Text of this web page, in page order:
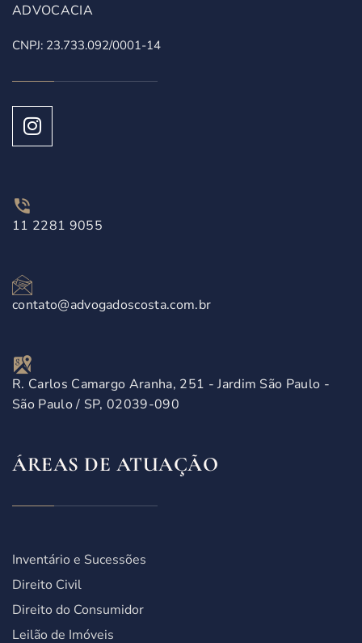
ADVOCACIA
CNPJ: 23.733.092/0001-14
11 2281 9055
contato@advogadoscosta.com.br
R. Carlos Camargo Aranha, 251 - Jardim São Paulo -
São Paulo / SP, 02039-090
ÁREAS DE ATUAÇÃO
Inventário e Sucessões
Direito Civil
Direito do Consumidor
Leilão de Imóveis